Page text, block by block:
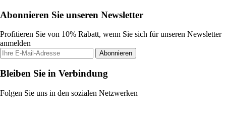
Abonnieren Sie unseren Newsletter
Profitieren Sie von 10% Rabatt, wenn Sie sich für unseren Newsletter
anmelden
Abonnieren
Bleiben Sie in Verbindung
Folgen Sie uns in den sozialen Netzwerken